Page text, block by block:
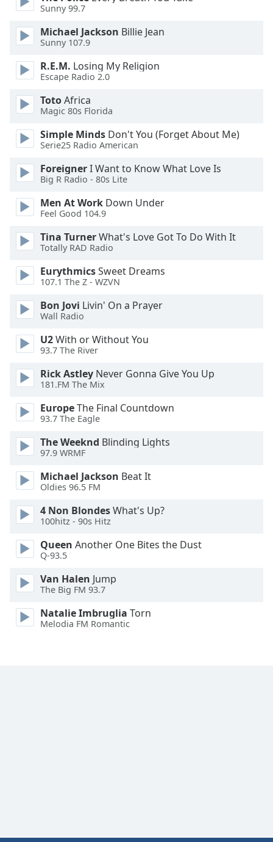
window.
Escape
cancel
and
close
Text
Color
Opacity
Text
Background
Color
Opacity
Caption
Area
Color
Opacity
Font
Size
Text
Edge
Style
Font
Reset
Done
Sunny 99.7
Michael Jackson Billie Jean
Sunny 107.9
R.E.M. Losing My Religion
Escape Radio 2.0
TotoAfrica
Magic 80s Florida
Simple Minds Don't You (Forget About Me)
Serie25 Radio American
ForeignerI Want to Know What Love Is
Big R Radio - 80s Lite
Men At Work Down Under
Feel Good 104.9
Tina TurnerWhat's Love Got To Do With It
Totally RAD Radio
EurythmicsSweet Dreams
107.1 The Z - WZVN
Bon Jovi Livin' On a Prayer
Wall Radio
U2With or Without You
93.7 The River
Rick Astley Never Gonna Give You Up
181.FM The Mix
EuropeThe Final Countdown
93.7 The Eagle
The Weeknd Blinding Lights
97.9 WRMF
Michael Jackson Beat It
Oldies 96.5 FM
4 Non BlondesWhat's Up?
100hitz - 90s Hitz
Queen Another One Bites the Dust
Q-93.5
Van Halen Jump
The Big FM 93.7
Natalie Imbruglia Torn
Melodia FM Romantic